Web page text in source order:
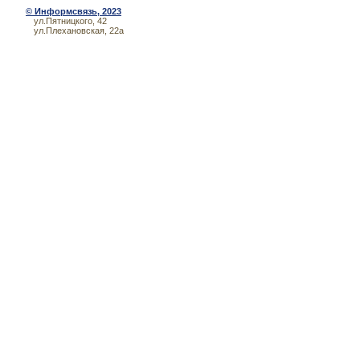
© Информсвязь, 2023
ул.Пятницкого, 42
ул.Плехановская, 22а